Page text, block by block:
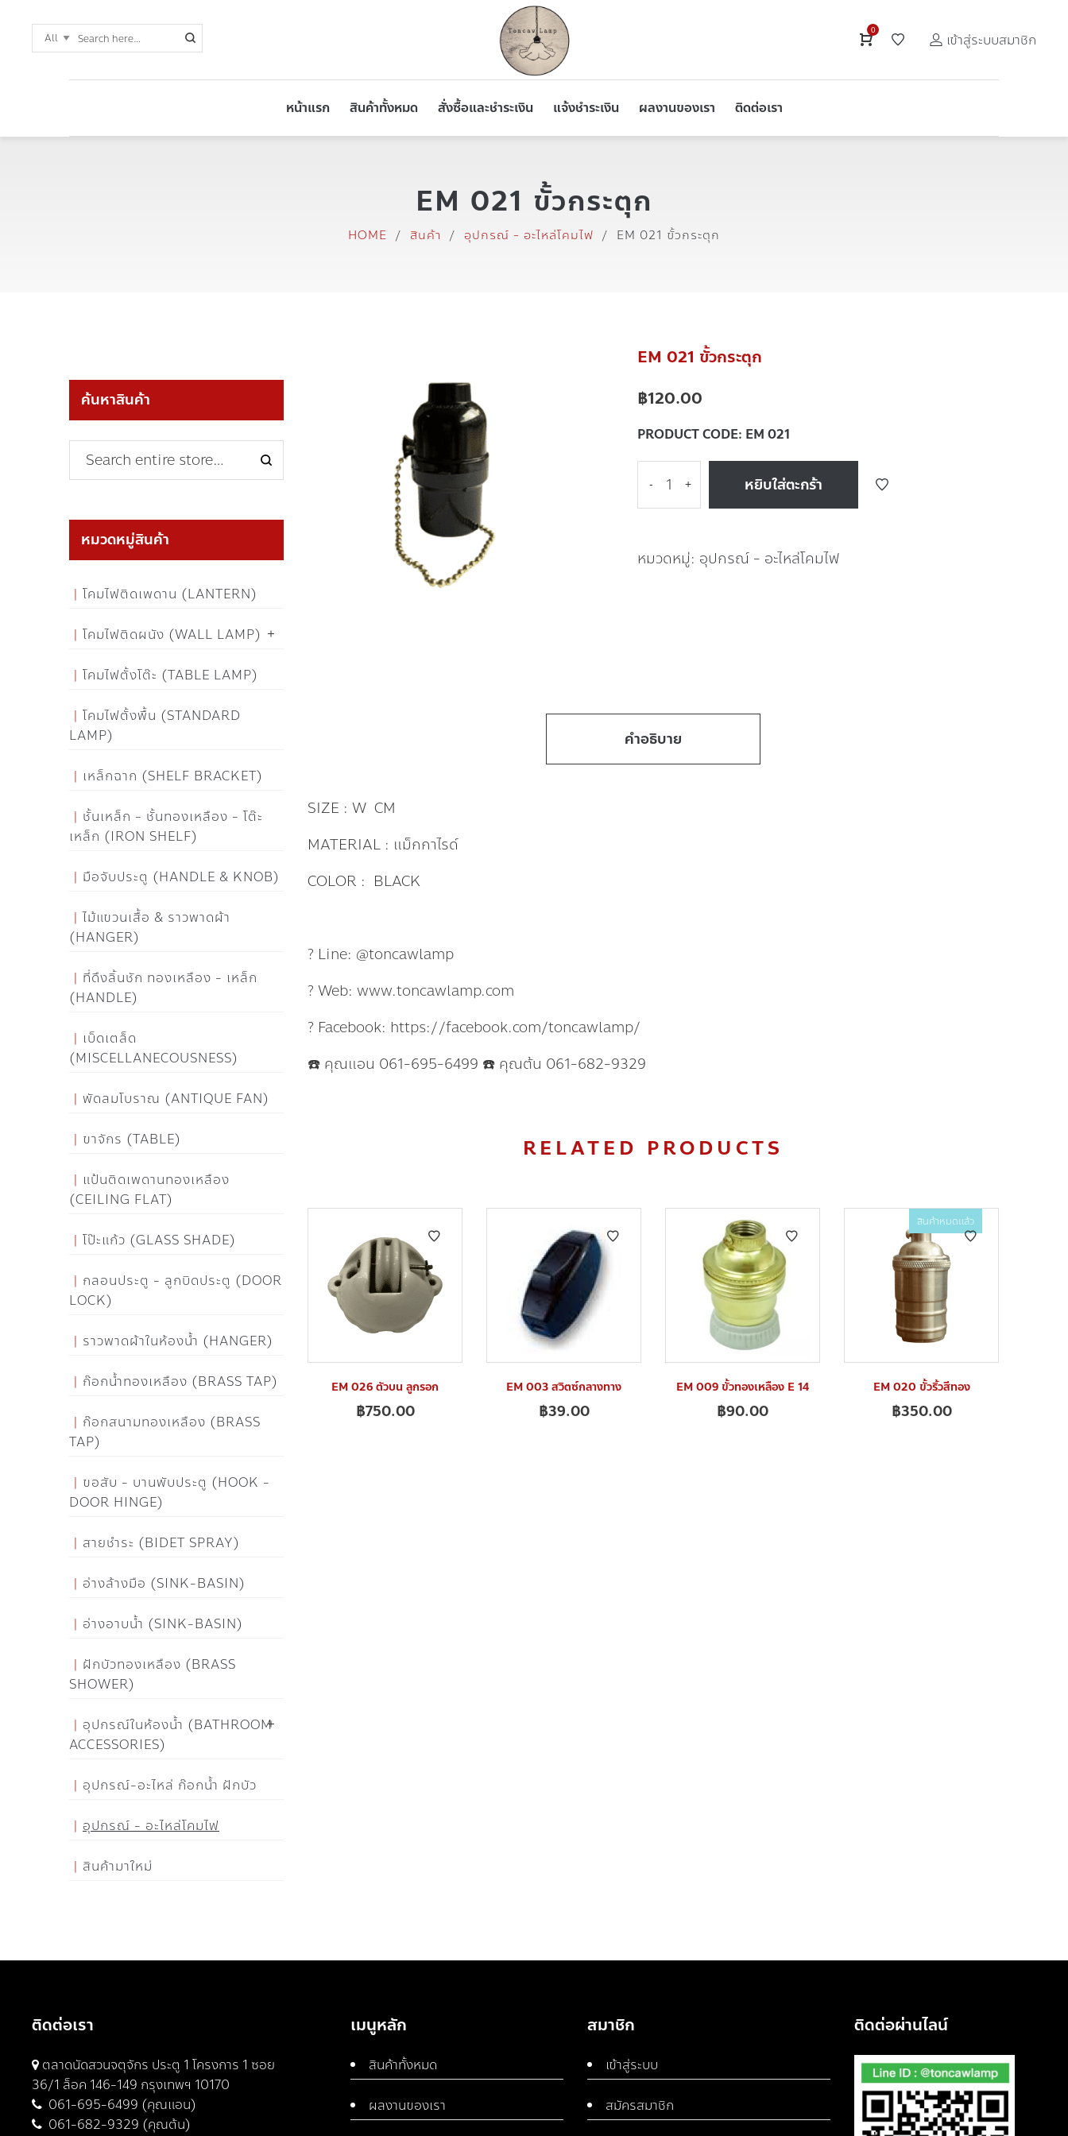
0
เข้าสู่ระบบสมาชิก
หน้าแรก สินค้าทั้งหมด สั่งซื้อและชำระเงิน แจ้งชำระเงิน ผลงานของเรา ติดต่อเรา
EM 021 ขั้วกระตุก
HOME / สินค้า / อุปกรณ์ - อะไหล่โคมไฟ / EM 021 ขั้วกระตุก
EM 021 ขั้วกระตุก
฿120.00
PRODUCT CODE: EM 021
- + หยิบใส่ตะกร้า
หมวดหมู่: อุปกรณ์ - อะไหล่โคมไฟ
คำอธิบาย
SIZE : W CM
MATERIAL : แม็กกาไรด์
COLOR : BLACK
? Line: @toncawlamp
? Web: www.toncawlamp.com
? Facebook: https://facebook.com/toncawlamp/
☎️ คุณแอน 061-695-6499 ☎️ คุณต้น 061-682-9329
RELATED PRODUCTS
EM 026 ตัวบน ลูกรอก
฿750.00
EM 003 สวิตซ์กลางทาง
฿39.00
EM 009 ขั้วทองเหลือง E 14
฿90.00
สินค้าหมดแล้ว
EM 020 ขั้วริ้วสีทอง
฿350.00
ค้นหาสินค้า
หมวดหมู่สินค้า
โคมไฟติดเพดาน (LANTERN)
โคมไฟติดผนัง (WALL LAMP)
โคมไฟตั้งโต๊ะ (TABLE LAMP)
โคมไฟตั้งพื้น (STANDARD
LAMP)
เหล็กฉาก (SHELF BRACKET)
ชั้นเหล็ก - ชั้นทองเหลือง - โต๊ะ
เหล็ก (IRON SHELF)
มือจับประตู (HANDLE & KNOB)
ไม้แขวนเสื้อ & ราวพาดผ้า
(HANGER)
ที่ดึงลิ้นชัก ทองเหลือง - เหล็ก
(HANDLE)
เบ็ดเตล็ด
(MISCELLANECOUSNESS)
พัดลมโบราณ (ANTIQUE FAN)
ขาจักร (TABLE)
แป้นติดเพดานทองเหลือง
(CEILING FLAT)
โป๊ะแก้ว (GLASS SHADE)
กลอนประตู - ลูกบิดประตู (DOOR
LOCK)
ราวพาดผ้าในห้องน้ำ (HANGER)
ก๊อกน้ำทองเหลือง (BRASS TAP)
ก๊อกสนามทองเหลือง (BRASS
TAP)
ขอสับ - บานพับประตู (HOOK -
DOOR HINGE)
สายชำระ (BIDET SPRAY)
อ่างล้างมือ (SINK-BASIN)
อ่างอาบน้ำ (SINK-BASIN)
ฝักบัวทองเหลือง (BRASS
SHOWER)
อุปกรณ์ในห้องน้ำ (BATHROOM
ACCESSORIES)
อุปกรณ์-อะไหล่ ก๊อกน้ำ ฝักบัว
อุปกรณ์ - อะไหล่โคมไฟ
สินค้ามาใหม่
ติดต่อเรา
ตลาดนัดสวนจตุจักร ประตู 1 โครงการ 1 ซอย
36/1 ล็อค 146-149 กรุงเทพฯ 10170
061-695-6499 (คุณแอน)
061-682-9329 (คุณต้น)
เมนูหลัก
สินค้าทั้งหมด
ผลงานของเรา
สมาชิก
เข้าสู่ระบบ
สมัครสมาชิก
ติดต่อผ่านไลน์